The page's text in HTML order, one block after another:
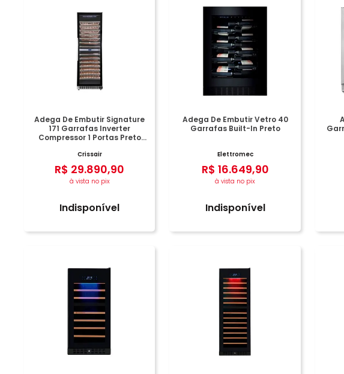
Adega De Embutir Signature
171 Garrafas Inverter
Compressor 1 Portas Preto
Crissair
R$ 29.890,90
à vista no pix
Indisponível
Adega De Embutir Vetro 40
Garrafas Built-In Preto
Elettromec
R$ 16.649,90
à vista no pix
Indisponível